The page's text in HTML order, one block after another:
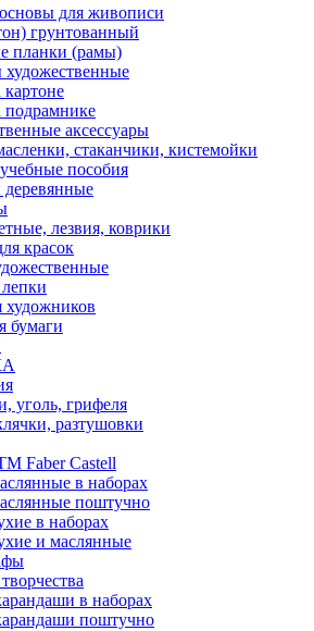
для живописи
грунтованный
планки (рамы)
подрамнике
аксессуары
стаканчики, кистемойки
пособия
лезвия, коврики
красок
бумаги
уголь, грифеля
разтушовки
Faber Castell
в наборах
поштучно
в наборах
и маслянные
в наборах
поштучно